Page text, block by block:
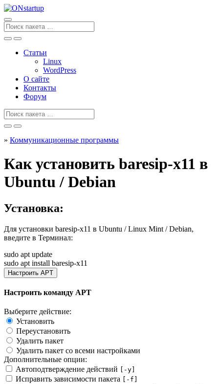
Перейти
к
содержанию
Поиск
для
Статьи
Linux
WordPress
О сайте
Контакты
Форум
Поиск
» Коммуникационные программы
Как установить baresip-x11 в
Ubuntu / Debian
Установка:
Для установки baresip-x11 в Ubuntu / Linux Mint / Debian,
введите в Терминал:
sudo apt update
sudo apt install baresip-x11
Настроить APT
Настроить команду APT
Выберите действие:
Установить
Переустановить
Удалить пакет
Удалить пакет со всеми настройками
Дополнительные опции:
Автоподтверждение действий
[-y]
Исправить зависимости пакета [-f]